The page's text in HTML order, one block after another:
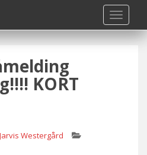
KORT
Westergård